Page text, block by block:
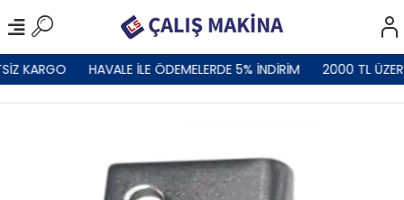
KARGO HAVALE İLE ÖDEMELERDE 5% İNDİRİM 2000 TL